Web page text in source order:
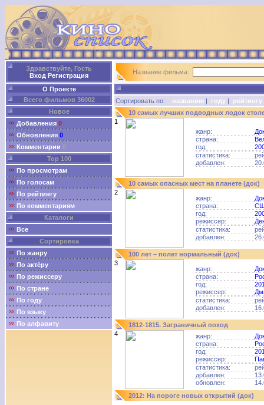
Здравствуйте, Гость
Вход Регистрация
О Проекте
Всего фильмов 36002
Новое
Добавления 0
Обновления 0
Комментарии 0
Top 100
По просмотрам
По голосам
По рейтингу
По комментариям
Каталоги
Все
Сортировка
По жанру
По актёру
По режиссеру
По стране
По году
По языку
По алфавиту
Название фильма:
Сортировать по: названию | году | рейтингу
10 самых лучших подводных лодок
1
жанр:
страна:
год:
статистика:
добавлен:
10 самых опасных мест на планете (док)
2
жанр:
страна:
год:
режиссер:
статистика:
добавлен:
100 лет – полет нормальный (док)
3
жанр:
страна:
год:
режиссер:
статистика:
добавлен:
1812-1815. Заграничный поход
4
жанр:
страна:
год:
режиссер:
статистика:
добавлен:
обновлен:
2012: На пороге новых открытий (док)